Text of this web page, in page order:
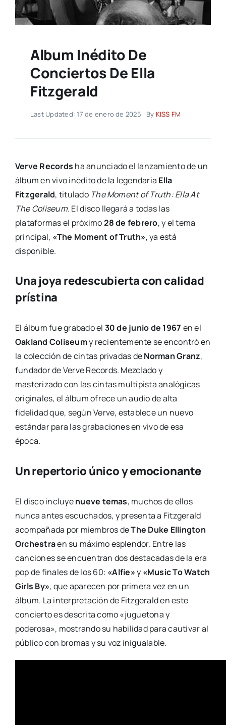
Album Inédito De
Conciertos De Ella
Fitzgerald
Last Updated: 17 de enero de 2025 By KISS FM
Verve Records ha anunciado el lanzamiento de un
álbum en vivo inédito de la legendaria Ella
Fitzgerald, titulado The Moment of Truth: Ella At
The Coliseum. El disco llegará a todas las
plataformas el próximo28 de febrero, y el tema
principal, «The Moment of Truth», ya está
disponible.
Una joya redescubierta con calidad
prístina
El álbum fue grabado el 30 de junio de 1967 en el
Oakland Coliseumy recientemente se encontró en
la colección de cintas privadas deNorman Granz,
fundador de Verve Records. Mezclado y
masterizado con las cintas multipista analógicas
originales, el álbum ofrece un audio de alta
fidelidad que, según Verve, establece un nuevo
estándar para las grabaciones en vivo de esa
época.
Un repertorio único y emocionante
El disco incluyenueve temas, muchos de ellos
nunca antes escuchados, y presenta a Fitzgerald
acompañada por miembros deThe Duke Ellington
Orchestraen su máximo esplendor. Entre las
canciones se encuentran dos destacadas de la era
pop de finales de los 60: «Alfie»y «Music To Watch
Girls By», que aparecen por primera vez en un
álbum. La interpretación de Fitzgerald en este
concierto es descrita como «juguetona y
poderosa», mostrando su habilidad para cautivar al
público con bromas y su voz inigualable.